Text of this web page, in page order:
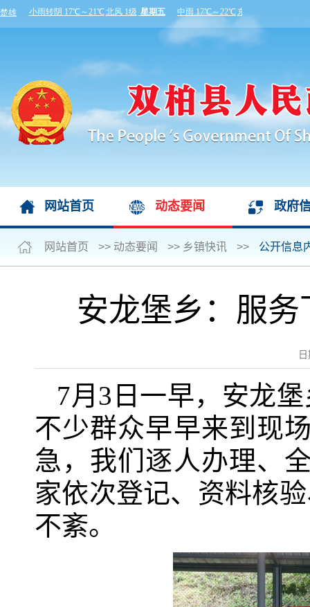
网站首页 动态要闻 政府
网站首页 >> 动态要闻 >> 乡镇快讯 >> 公开信息
安龙堡乡：服
7月3日一早，安龙
不少群众早早来到现
急，我们逐人办理、
家依次登记、资料核
不紊。